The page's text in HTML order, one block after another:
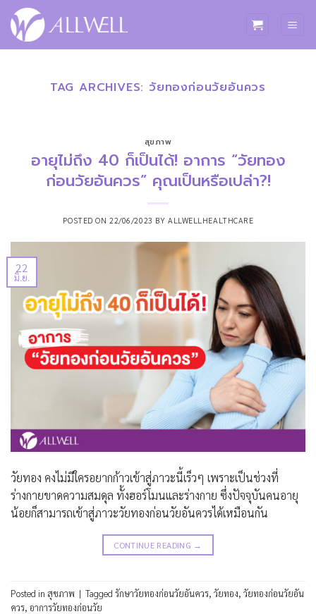
ข้าม
ไป
TAG ARCHIVES: วัยทองก่อนวัยอันควร
สุขภาพ
อายุไม่ถึง 40 ก็เป็นได้! อาการ “วัยทอง
ก่อนวัยอันควร” คุณเป็นหรือเปล่า?!
POSTED ON22/06/2023 BY ALLWELLHEALTHCARE
22
มิ.ย.
วัยทอง คงไม่มีใครอยากก้าวเข้าสู่ภาวะนี้เร็วๆ เพราะเป็นช่วงที่
ร่างกายขาดความสมดุล ทั้งฮอร์โมนและร่างกาย ซึ่งปัจจุบันคนอายุ
น้อยก็สามารถเข้าสู่ภาวะวัยทองก่อนวัยอันควรได้เหมือนกัน
CONTINUE READING →
Posted in สุขภาพ | Tagged รักษาวัยทองก่อนวัยอันควร, วัยทอง, วัยทองก่อนวัยอัน
ควร, อาการวัยทองก่อนวัย